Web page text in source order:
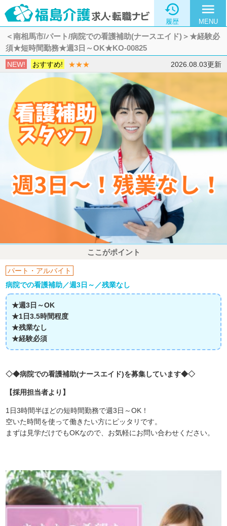

履歴
menu
MENU
＜南相馬市/パート/病院での看護補助(ナースエイド)＞★経験必
須★短時間勤務★週3日～OK★KO-00825
NEW! おすすめ! ★★★ 2026.08.03更新
ここがポイント
パート・アルバイト
病院での看護補助／週3日～／残業なし
★週3日～OK
★1日3.5時間程度
★残業なし
★経験必須
◇◆病院での看護補助(ナースエイド)を募集しています◆◇
【採用担当者より】
1日3時間半ほどの短時間勤務で週3日～OK！
空いた時間を使って働きたい方にピッタリです。
まずは見学だけでもOKなので、お気軽にお問い合わせください。